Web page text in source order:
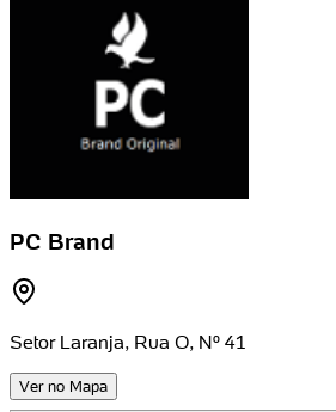
PC Brand
Setor Laranja, Rua O, Nº 41
Ver no Mapa